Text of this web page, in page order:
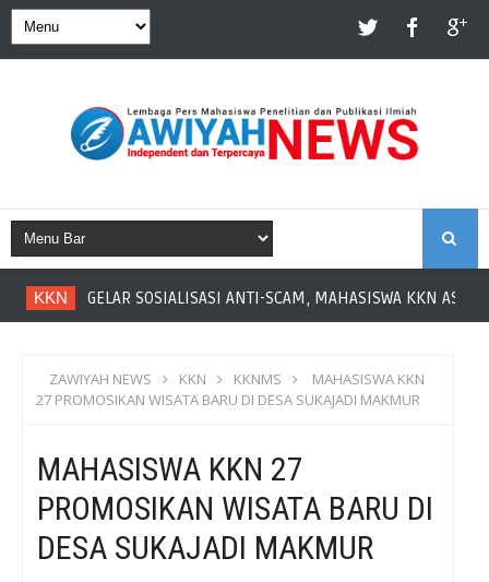
KKN GELAR SOSIALISASI ANTI-SCAM, MAHASISWA KKN ASAH
ZAWIYAH NEWS KKN KKNMS
MAHASISWA KKN
27 PROMOSIKAN WISATA BARU DI DESA SUKAJADI MAKMUR
MAHASISWA KKN 27
PROMOSIKAN WISATA BARU DI
DESA SUKAJADI MAKMUR